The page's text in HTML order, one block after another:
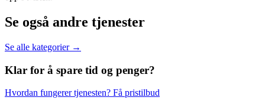
Se også andre tjenester
Se alle kategorier →
Klar for å spare tid og penger?
Hvordan fungerer tjenesten? Få pristilbud